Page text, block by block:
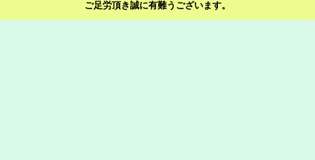
ご足労頂き誠に有難うございます。